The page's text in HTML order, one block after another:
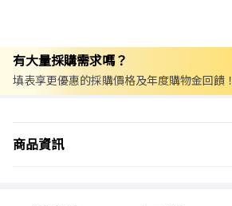
有大量採購需求嗎？
填表享更優惠的採購價格及年度購物金回饋！
商品資訊
商品分類